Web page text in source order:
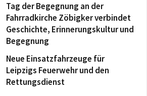
Tag der Begegnung an der
Fahrradkirche Zöbigker verbindet
Geschichte, Erinnerungskultur und
Begegnung
Neue Einsatzfahrzeuge für
Leipzigs Feuerwehr und den
Rettungsdienst